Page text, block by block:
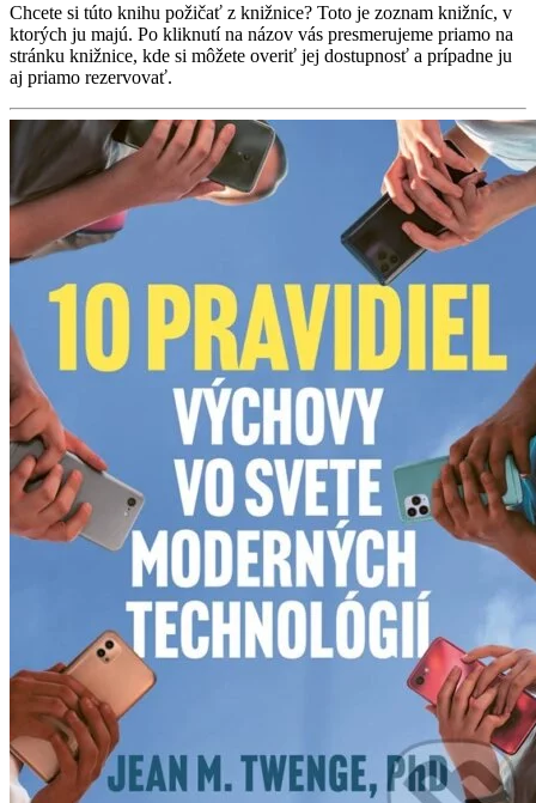
Chcete si túto knihu požičať z knižnice? Toto je zoznam knižníc, v
ktorých ju majú. Po kliknutí na názov vás presmerujeme priamo na
stránku knižnice, kde si môžete overiť jej dostupnosť a prípadne ju
aj priamo rezervovať.